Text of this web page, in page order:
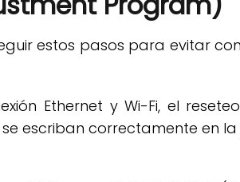
estos pasos para evitar
Ethernet y Wi-Fi, el reseteo
escriban correctamente en